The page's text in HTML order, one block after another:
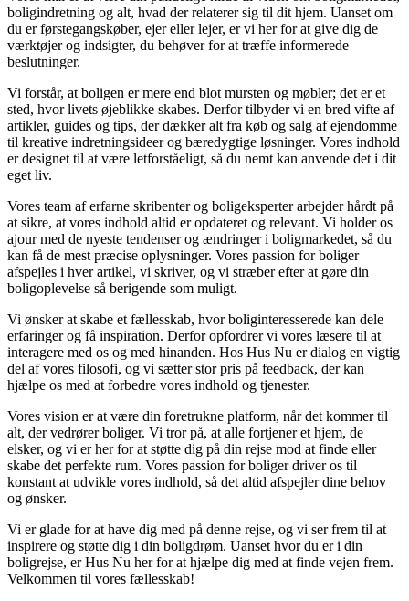
boligindretning og alt, hvad der relaterer sig til dit hjem. Uanset om
du er førstegangskøber, ejer eller lejer, er vi her for at give dig de
værktøjer og indsigter, du behøver for at træffe informerede
beslutninger.
Vi forstår, at boligen er mere end blot mursten og møbler; det er et
sted, hvor livets øjeblikke skabes. Derfor tilbyder vi en bred vifte af
artikler, guides og tips, der dækker alt fra køb og salg af ejendomme
til kreative indretningsideer og bæredygtige løsninger. Vores indhold
er designet til at være letforståeligt, så du nemt kan anvende det i dit
eget liv.
Vores team af erfarne skribenter og boligeksperter arbejder hårdt på
at sikre, at vores indhold altid er opdateret og relevant. Vi holder os
ajour med de nyeste tendenser og ændringer i boligmarkedet, så du
kan få de mest præcise oplysninger. Vores passion for boliger
afspejles i hver artikel, vi skriver, og vi stræber efter at gøre din
boligoplevelse så berigende som muligt.
Vi ønsker at skabe et fællesskab, hvor boliginteresserede kan dele
erfaringer og få inspiration. Derfor opfordrer vi vores læsere til at
interagere med os og med hinanden. Hos Hus Nu er dialog en vigtig
del af vores filosofi, og vi sætter stor pris på feedback, der kan
hjælpe os med at forbedre vores indhold og tjenester.
Vores vision er at være din foretrukne platform, når det kommer til
alt, der vedrører boliger. Vi tror på, at alle fortjener et hjem, de
elsker, og vi er her for at støtte dig på din rejse mod at finde eller
skabe det perfekte rum. Vores passion for boliger driver os til
konstant at udvikle vores indhold, så det altid afspejler dine behov
og ønsker.
Vi er glade for at have dig med på denne rejse, og vi ser frem til at
inspirere og støtte dig i din boligdrøm. Uanset hvor du er i din
boligrejse, er Hus Nu her for at hjælpe dig med at finde vejen frem.
Velkommen til vores fællesskab!